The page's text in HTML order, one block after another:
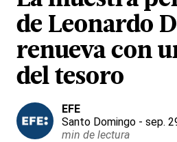
de Leonardo
renueva con
del tesoro
EFE
Santo Domingo - sep.
min de lectura